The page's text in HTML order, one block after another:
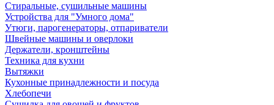
Стиральные, сушильные машины
Устройства для "Умного дома"
Утюги, парогенераторы, отпариватели
Швейные машины и оверлоки
Держатели, кронштейны
Техника для кухни
Вытяжки
Кухонные принадлежности и посуда
Хлебопечи